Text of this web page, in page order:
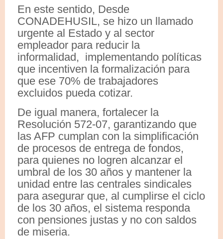
En este sentido, Desde
CONADEHUSIL, se hizo un llamado
urgente al Estado y al sector
empleador para reducir la
informalidad, implementando políticas
que incentiven la formalización para
que ese 70% de trabajadores
excluidos pueda cotizar.
De igual manera, fortalecer la
Resolución 572-07, garantizando que
las AFP cumplan con la simplificación
de procesos de entrega de fondos,
para quienes no logren alcanzar el
umbral de los 30 años y mantener la
unidad entre las centrales sindicales
para asegurar que, al cumplirse el ciclo
de los 30 años, el sistema responda
con pensiones justas y no con saldos
de miseria.